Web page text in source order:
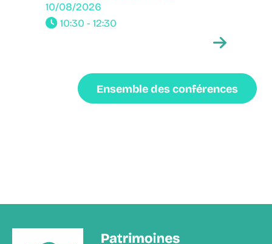
10/08/2026
10:30 - 12:30
Ensemble des conférences